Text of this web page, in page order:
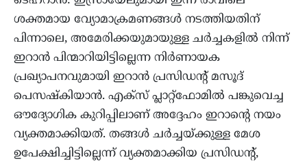
ശക്തമായ വ്യോമാക്രമണങ്ങൾ നടത്തിയതിന്
പിന്നാലെ, അമേരിക്കയുമായുള്ള ചർച്ചകളിൽ നിന്ന്
ഇറാൻ പിന്മാറിയിട്ടില്ലെന്ന നിർണായക
പ്രഖ്യാപനവുമായി ഇറാൻ പ്രസിഡന്റ് മസൂദ്
പെസഷ്കിയാൻ. എക്സ് പ്ലാറ്റ്‌ഫോമിൽ പങ്കുവെച്ച
ഔദ്യോഗിക കുറിപ്പിലാണ് അദ്ദേഹം ഇറാന്റെ നയം
വ്യക്തമാക്കിയത്. തങ്ങൾ ചർച്ചയ്ക്കുള്ള മേശ
ഉപേക്ഷിച്ചിട്ടില്ലെന്ന് വ്യക്തമാക്കിയ പ്രസിഡന്റ്,